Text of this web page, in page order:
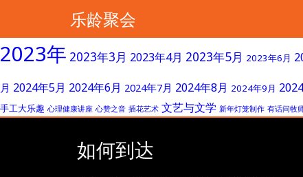
乐龄聚会
2023年 2023年3月 2023年4月 2023年5月 2023年6月
月 2024年5月 2024年6月 2024年7月 2024年8月 2024年9月
手工大乐趣 心理健康讲座 心赞之音 插花艺术 文艺与文学 新年灯笼制作 有话问牧
如何到达